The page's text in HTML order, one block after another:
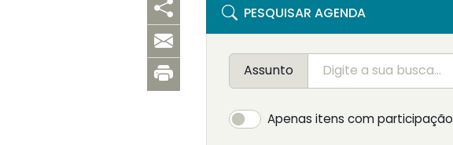
PESQUISAR AGENDA
Assunto
Apenas itens com participação